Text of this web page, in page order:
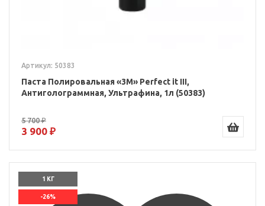
Артикул: 50383
Паста Полировальная «3M» Perfect it III,
Антиголограммная, Ультрафина, 1л (50383)
5 700 ₽
3 900 ₽
1 КГ
-26%